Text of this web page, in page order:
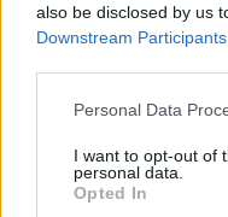
also be disclosed by us
Downstream Participants
Please note that this
not limited to your visit
grant or deny consent
use your data for below
Personal Data
I want to opt-out of
personal data.
Opted In